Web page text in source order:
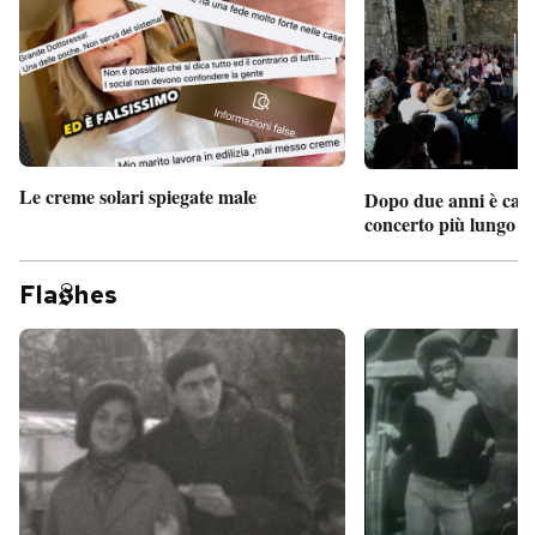
Le creme solari spiegate male
Dopo due anni è
concerto più lungo
Fla hes